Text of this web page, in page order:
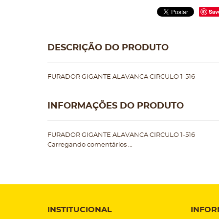
DESCRIÇÃO DO PRODUTO
FURADOR GIGANTE ALAVANCA CIRCULO 1-516
INFORMAÇÕES DO PRODUTO
FURADOR GIGANTE ALAVANCA CIRCULO 1-516
Carregando comentários ...
INSTITUCIONAL